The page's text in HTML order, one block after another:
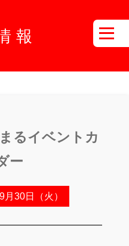
報
るイベントカ
ー
30日（火）